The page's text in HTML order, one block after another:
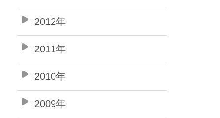
2012年
2011年
2010年
2009年